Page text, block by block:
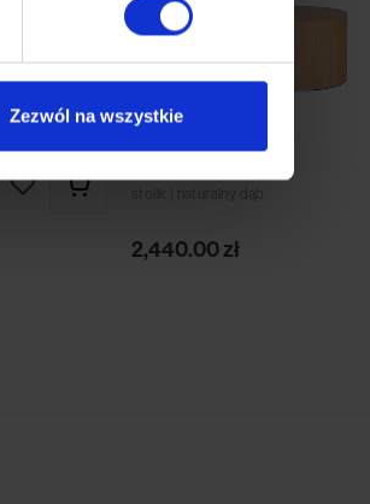
Zezwól na wszystkie
2,440.00zł